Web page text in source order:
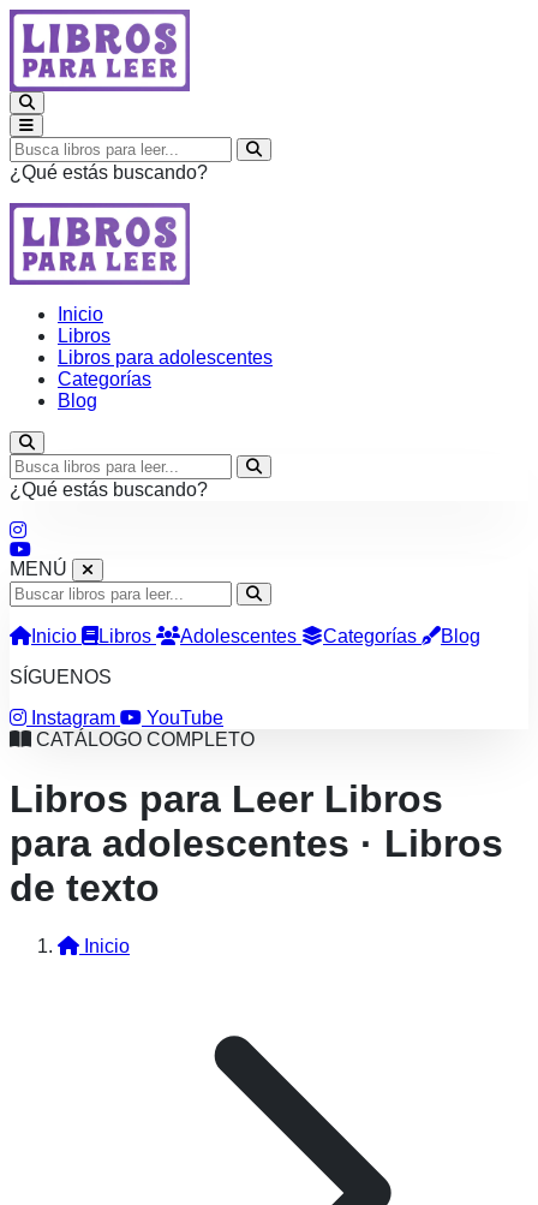
¿Qué estás buscando?
Inicio
Libros
Libros para adolescentes
Categorías
Blog
¿Qué estás buscando?
MENÚ
Inicio Libros Adolescentes Categorías
Blog
SÍGUENOS
Instagram
YouTube
CATÁLOGO COMPLETO
Libros para Leer Libros
para adolescentes · Libros
de texto
Inicio